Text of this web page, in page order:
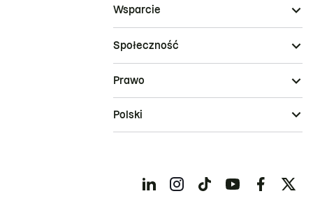
Wsparcie
Społeczność
Prawo
Polski